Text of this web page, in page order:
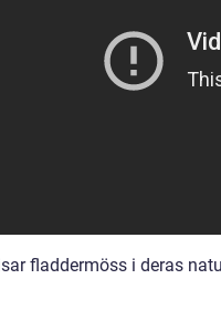
fladdermöss i deras